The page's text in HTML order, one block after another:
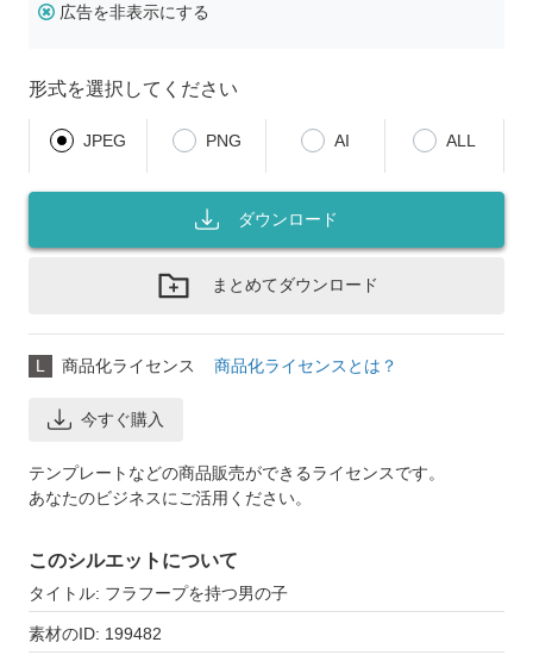
広告を非表示にする
形式を選択してください
JPEG PNG AI ALL
ダウンロード
まとめてダウンロード
L 商品化ライセンス 商品化ライセンスとは？
今すぐ購入
テンプレートなどの商品販売ができるライセンスです。
あなたのビジネスにご活用ください。
このシルエットについて
タイトル: フラフープを持つ男の子
素材のID: 199482